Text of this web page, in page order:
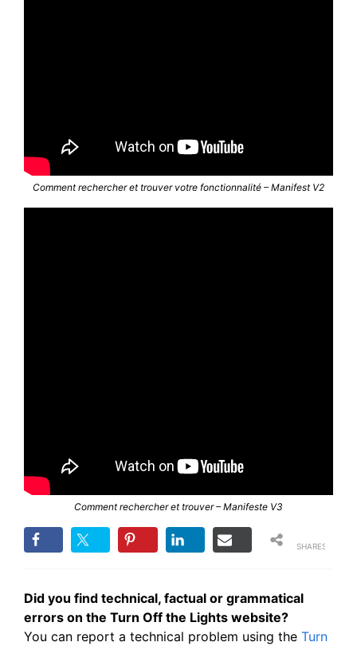
Comment rechercher et trouver votre fonctionnalité – Manifest V2
Comment rechercher et trouver – Manifeste V3
SHARES
Did you find technical, factual or grammatical
errors on the Turn Off the Lights website?
You can report a technical problem using the Turn